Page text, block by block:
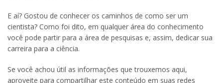
E aí? Gostou de conhecer os caminhos de como ser um
cientista? Como foi dito, em qualquer área do conhecimento
você pode partir para a área de pesquisas e, assim, dedicar sua
carreira para a ciência.
Se você achou útil as informações que trouxemos aqui,
aproveite para compartilhar este conteúdo em suas redes